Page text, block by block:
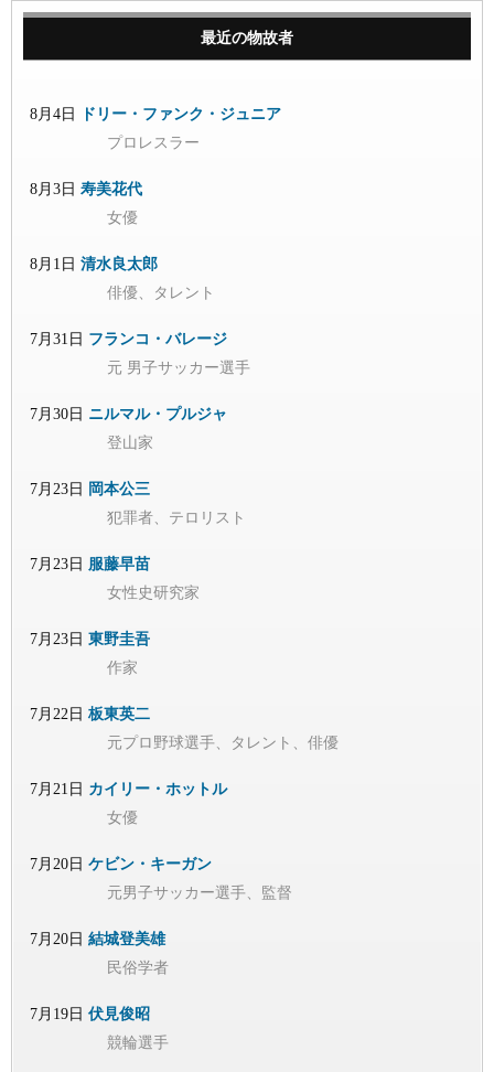
最近の物故者
8月4日
ドリー・ファンク・ジュニア
プロレスラー
8月3日 寿美花代
女優
8月1日 清水良太郎
俳優、タレント
7月31日 フランコ・バレージ
元 男子サッカー選手
7月30日 ニルマル・プルジャ
登山家
7月23日 岡本公三
犯罪者、テロリスト
7月23日 服藤早苗
女性史研究家
7月23日 東野圭吾
作家
7月22日 板東英二
元プロ野球選手、タレント、俳優
7月21日 カイリー・ホットル
女優
7月20日 ケビン・キーガン
元男子サッカー選手、監督
7月20日 結城登美雄
民俗学者
7月19日 伏見俊昭
競輪選手